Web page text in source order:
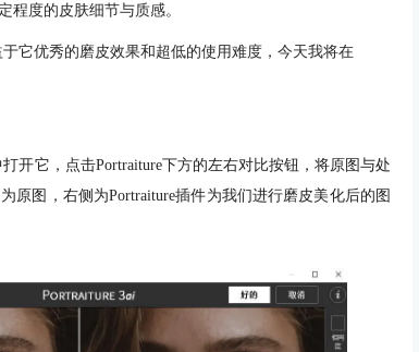
程度的皮肤细节与质感。
它优秀的磨皮效果和超低的使用难度，今天我将在
开它，点击Portraiture下方的左右对比按钮，将原图与处
原图，右侧为Portraiture插件为我们进行磨皮美化后的图